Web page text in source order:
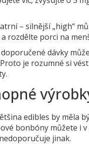
– silnější „high“
rozdělte porci na
dávky
je rozumné si
edibles by měla
bonbóny můžete i
jinak.